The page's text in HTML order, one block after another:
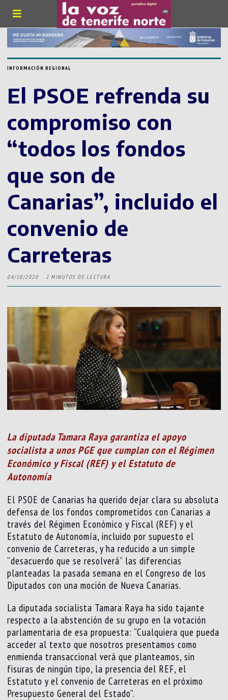
INFORMACIÓN REGIONAL
El PSOE refrenda su
compromiso con
“todos los fondos
que son de
Canarias”, incluido el
convenio de
Carreteras
04/10/2020 2 MINUTOS DE LECTURA
La diputada Tamara Raya garantiza el apoyo
socialista a unos PGE que cumplan con el Régimen
Económico y Fiscal (REF) y el Estatuto de
Autonomía
El PSOE de Canarias ha querido dejar clara su absoluta
defensa de los fondos comprometidos con Canarias a
través del Régimen Económico y Fiscal (REF) y el
Estatuto de Autonomía, incluido por supuesto el
convenio de Carreteras, y ha reducido a un simple
“desacuerdo que se resolverá” las diferencias
planteadas la pasada semana en el Congreso de los
Diputados con una moción de Nueva Canarias.
La diputada socialista Tamara Raya ha sido tajante
respecto a la abstención de su grupo en la votación
parlamentaria de esa propuesta: “Cualquiera que pueda
acceder al texto que nosotros presentamos como
enmienda transaccional verá que planteamos, sin
fisuras de ningún tipo, la presencia del REF, el
Estatuto y el convenio de Carreteras en el próximo
Presupuesto General del Estado”.